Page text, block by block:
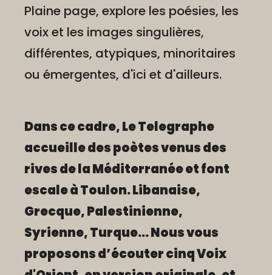
Plaine page, explore les poésies, les
voix et les images singulières,
différentes, atypiques, minoritaires
ou émergentes, d'ici et d'ailleurs.
Dans ce cadre, Le Telegraphe
accueille des poètes venus des
rives de la Méditerranée et font
escale à Toulon. Libanaise,
Grecque, Palestinienne,
Syrienne, Turque… Nous vous
proposons d’écouter cinq Voix